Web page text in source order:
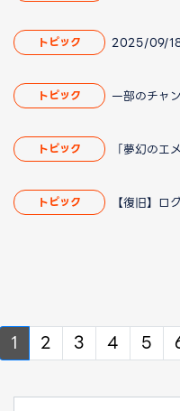
トピック
トピック
トピック
トピック
1 2 3 4 5